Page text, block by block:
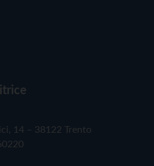
14 – 38122 Trento